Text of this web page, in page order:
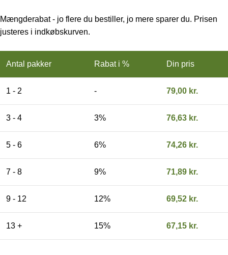
Mængderabat - jo flere du bestiller, jo mere sparer du. Prisen
justeres i indkøbskurven.
Antal pakker Rabat i % Din pris
1 - 2 - 79,00 kr.
3 - 4 3% 76,63 kr.
5 - 6 6% 74,26 kr.
7 - 8 9% 71,89 kr.
9 - 12 12% 69,52 kr.
13 + 15% 67,15 kr.